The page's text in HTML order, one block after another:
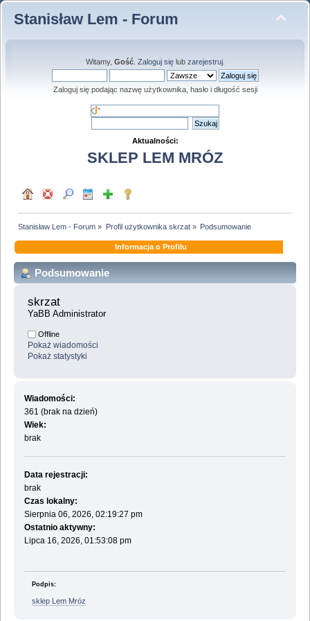
Stanisław Lem - Forum
Witamy, Gość. Zaloguj sięlub zarejestruj.
Zaloguj się podając nazwę użytkownika, hasło i długość sesji
Aktualności:
SKLEP LEM MRÓZ
Stanisław Lem - Forum » Profil użytkownika skrzat» Podsumowanie
Informacja o Profilu
Podsumowanie
skrzat
YaBB Administrator
Offline
Pokaż wiadomości
Pokaż statystyki
Wiadomości:
361 (brak na dzień)
Wiek:
brak
Data rejestracji:
brak
Czas lokalny:
Sierpnia 06, 2026, 02:19:27 pm
Ostatnio aktywny:
Lipca 16, 2026, 01:53:08 pm
Podpis:
sklep Lem Mróz